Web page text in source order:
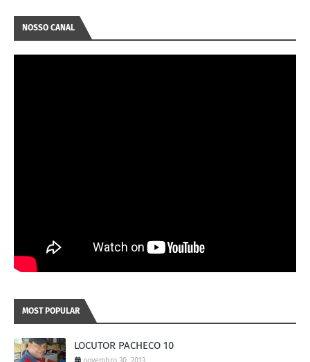
NOSSO CANAL
MOST POPULAR
LOCUTOR PACHECO 10